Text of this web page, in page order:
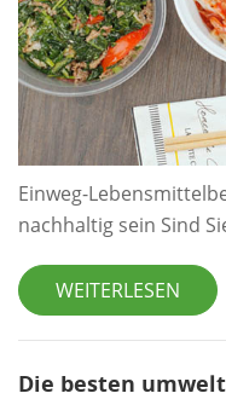
Einweg-
nachhaltig sein Sind
nachhaltig sein
Lebensmittel sicher
WEITERLESEN
Die besten